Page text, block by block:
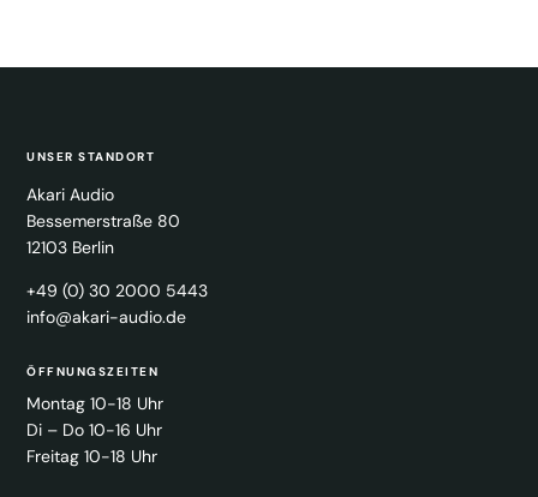
UNSER STANDORT
Akari Audio
Bessemerstraße 80
12103 Berlin
+49 (0) 30 2000 5443
info@akari-audio.de
ÖFFNUNGSZEITEN
Montag 10-18 Uhr
Di – Do 10-16 Uhr
Freitag 10-18 Uhr